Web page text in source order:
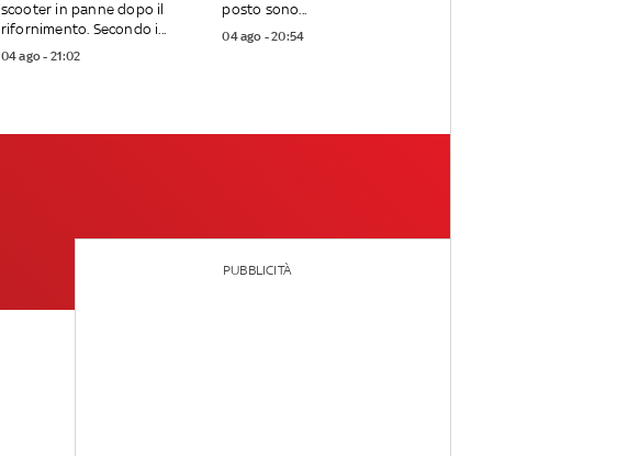
scooter in panne dopo il
rifornimento. Secondo i...
04 ago - 21:02
posto sono...
04 ago - 20:54
PUBBLICITÀ